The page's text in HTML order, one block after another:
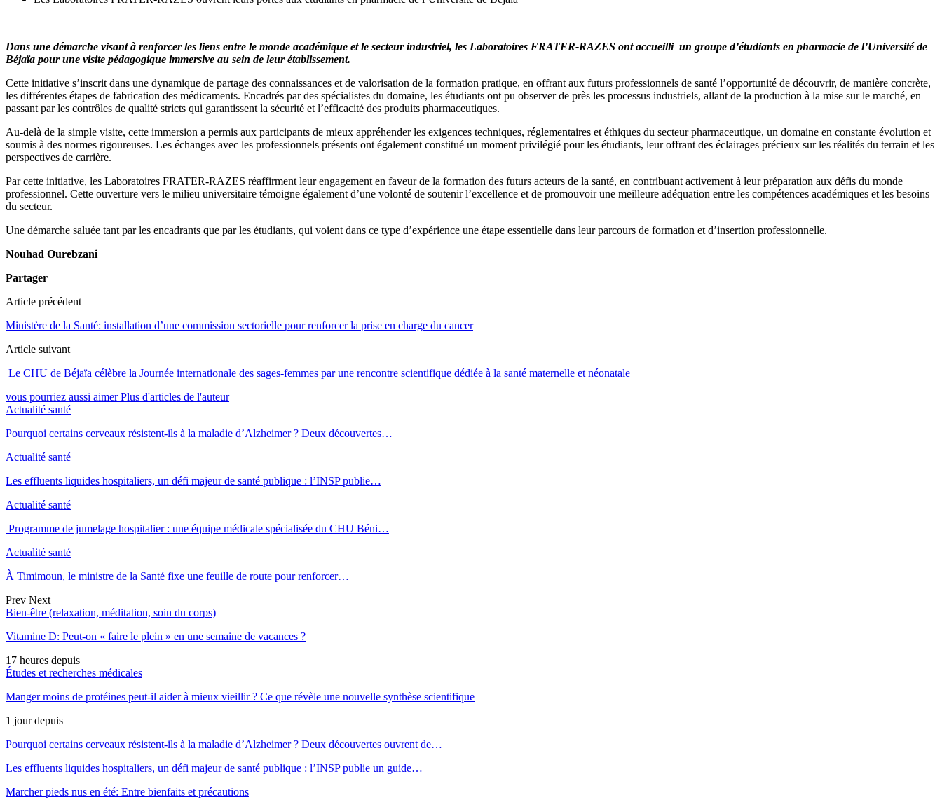
Dans une démarche visant à renforcer les liens entre le monde académique et le secteur industriel, les Laboratoires FRATER-RAZES ont accueilli un groupe d’étudiants en pharmacie de l’Université de
Béjaïa pour une visite pédagogique immersive au sein de leur établissement.
Cette initiative s’inscrit dans une dynamique de partage des connaissances et de valorisation de la formation pratique, en offrant aux futurs professionnels de santé l’opportunité de découvrir, de manière concrète,
les différentes étapes de fabrication des médicaments. Encadrés par des spécialistes du domaine, les étudiants ont pu observer de près les processus industriels, allant de la production à la mise sur le marché, en
passant par les contrôles de qualité stricts qui garantissent la sécurité et l’efficacité des produits pharmaceutiques.
Au-delà de la simple visite, cette immersion a permis aux participants de mieux appréhender les exigences techniques, réglementaires et éthiques du secteur pharmaceutique, un domaine en constante évolution et
soumis à des normes rigoureuses. Les échanges avec les professionnels présents ont également constitué un moment privilégié pour les étudiants, leur offrant des éclairages précieux sur les réalités du terrain et les
perspectives de carrière.
Par cette initiative, les Laboratoires FRATER-RAZES réaffirment leur engagement en faveur de la formation des futurs acteurs de la santé, en contribuant activement à leur préparation aux défis du monde
professionnel. Cette ouverture vers le milieu universitaire témoigne également d’une volonté de soutenir l’excellence et de promouvoir une meilleure adéquation entre les compétences académiques et les besoins
du secteur.
Une démarche saluée tant par les encadrants que par les étudiants, qui voient dans ce type d’expérience une étape essentielle dans leur parcours de formation et d’insertion professionnelle.
Nouhad Ourebzani
Partager
Article précédent
Ministère de la Santé: installation d’une commission sectorielle pour renforcer la prise en charge du cancer
Article suivant
Le CHU de Béjaïa célèbre la Journée internationale des sages-femmes par une rencontre scientifique dédiée à la santé maternelle et néonatale
vous pourriez aussi aimer Plus d'articles de l'auteur
Actualité santé
Pourquoi certains cerveaux résistent-ils à la maladie d’Alzheimer ? Deux découvertes…
Actualité santé
Les effluents liquides hospitaliers, un défi majeur de santé publique : l’INSP publie…
Actualité santé
Programme de jumelage hospitalier : une équipe médicale spécialisée du CHU Béni…
Actualité santé
À Timimoun, le ministre de la Santé fixe une feuille de route pour renforcer…
Prev Next
Bien-être (relaxation, méditation, soin du corps)
Vitamine D: Peut-on « faire le plein » en une semaine de vacances ?
17 heures depuis
Études et recherches médicales
Manger moins de protéines peut-il aider à mieux vieillir ? Ce que révèle une nouvelle synthèse scientifique
1 jour depuis
Pourquoi certains cerveaux résistent-ils à la maladie d’Alzheimer ? Deux découvertes ouvrent de…
Les effluents liquides hospitaliers, un défi majeur de santé publique : l’INSP publie un guide…
Marcher pieds nus en été: Entre bienfaits et précautions